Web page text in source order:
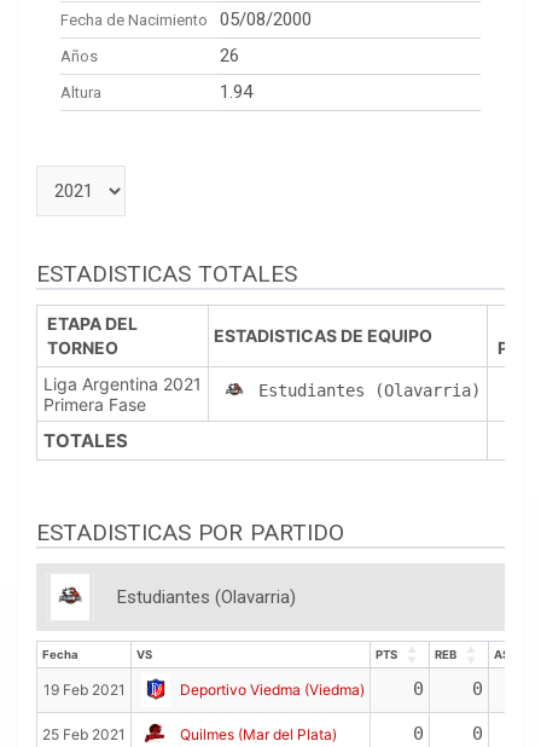
Fecha de Nacimiento 05/08/2000
Años 26
Altura 1.94
ESTADISTICAS TOTALES
ETAPA DEL
TORNEO
ESTADISTICAS DE EQUIPO
PJ
Liga Argentina 2021
Primera Fase
Estudiantes (Olavarria)
TOTALES
ESTADISTICAS POR PARTIDO
Estudiantes (Olavarria)
Fecha VS PTS REB
ASIS
19 Feb 2021 Deportivo Viedma (Viedma) 0 0
25 Feb 2021 Quilmes (Mar del Plata) 0 0